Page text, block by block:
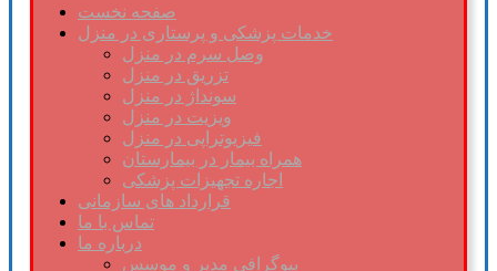
صفحه نخست
خدمات پزشکی و پرستاری در منزل
وصل سرم در منزل
تزریق در منزل
سونداژ در منزل
ویزیت در منزل
فیزیوتراپی در منزل
همراه بیمار در بیمارستان
اجاره تجهیزات پزشکی
قرارداد های سازمانی
تماس با ما
درباره ما
بیوگرافی مدیر و موسس